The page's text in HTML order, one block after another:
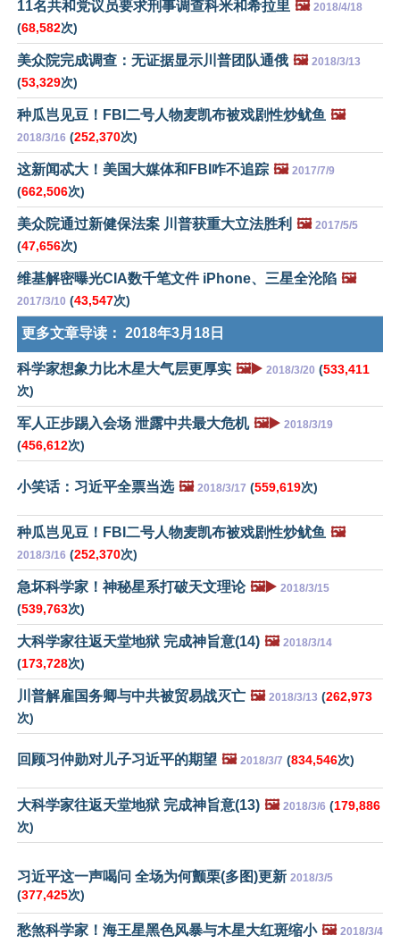
11名共和党议员要求刑事调查科米和希拉里 🖼️ 2018/4/18
(68,582次)
美众院完成调查：无证据显示川普团队通俄 🖼️ 2018/3/13
(53,329次)
种瓜岂见豆！FBI二号人物麦凯布被戏剧性炒鱿鱼 🖼️
2018/3/16 (252,370次)
这新闻忒大！美国大媒体和FBI咋不追踪 🖼️ 2017/7/9
(662,506次)
美众院通过新健保法案 川普获重大立法胜利 🖼️ 2017/5/5
(47,656次)
维基解密曝光CIA数千笔文件 iPhone、三星全沦陷 🖼️
2017/3/10 (43,547次)
更多文章导读： 2018年3月18日
科学家想象力比木星大气层更厚实 🖼️▶️ 2018/3/20 (533,411
次)
军人正步踢入会场 泄露中共最大危机 🖼️▶️ 2018/3/19
(456,612次)
小笑话：习近平全票当选 🖼️ 2018/3/17 (559,619次)
种瓜岂见豆！FBI二号人物麦凯布被戏剧性炒鱿鱼 🖼️
2018/3/16 (252,370次)
急坏科学家！神秘星系打破天文理论 🖼️▶️ 2018/3/15
(539,763次)
大科学家往返天堂地狱 完成神旨意(14) 🖼️ 2018/3/14
(173,728次)
川普解雇国务卿与中共被贸易战灭亡 🖼️ 2018/3/13 (262,973
次)
回顾习仲勋对儿子习近平的期望 🖼️ 2018/3/7 (834,546次)
大科学家往返天堂地狱 完成神旨意(13) 🖼️ 2018/3/6 (179,886
次)
习近平这一声喝问 全场为何颤栗(多图)更新 2018/3/5
(377,425次)
愁煞科学家！海王星黑色风暴与木星大红斑缩小 🖼️ 2018/3/4